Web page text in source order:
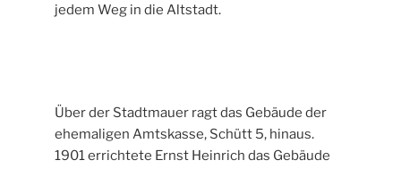
jedem Weg in die Altstadt.
Über der Stadtmauer ragt das Gebäude der
ehemaligen Amtskasse, Schütt 5, hinaus.
1901 errichtete Ernst Heinrich das Gebäude